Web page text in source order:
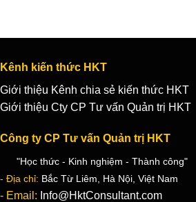
Kênh kiến thức HKT
Giới thiệu Kênh chia sẻ kiến thức HKT
Giới thiệu Cty CP Tư vấn Quản trị HKT
Công ty CP Tư vấn Quản trị HKT
"Học thức - Kinh nghiệm - Thành công"
- Địa chỉ: Bắc Từ Liêm, Hà Nội, Việt Nam
- Email: Info@HktConsultant.com